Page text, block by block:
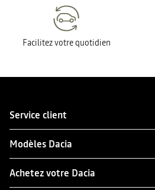
Facilitez votre quotidien
Service client
Modèles Dacia
Achetez votre Dacia